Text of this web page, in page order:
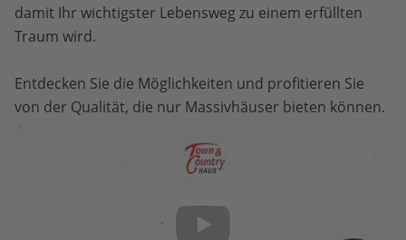
damit Ihr wichtigster Lebensweg zu einem erfüllten
Traum wird.
Entdecken Sie die Möglichkeiten und profitieren Sie
von der Qualität, die nur Massivhäuser bieten können.